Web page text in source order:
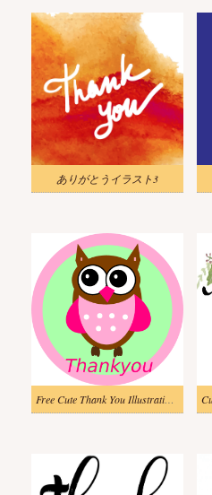
ありがとうイラスト3
Free Cute Thank You Illustration images